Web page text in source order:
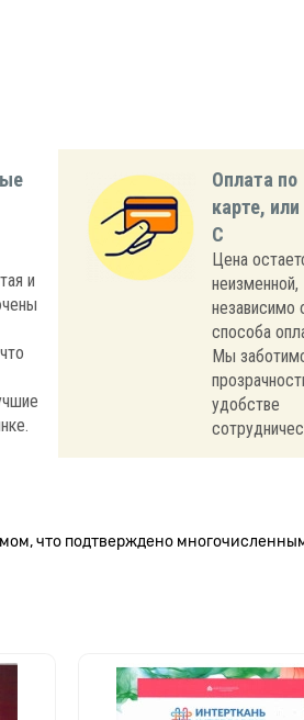
и
Оплата по
карте,
С
Цена
неизменной,
независимо
способа
Мы
удобстве
что подтверждено